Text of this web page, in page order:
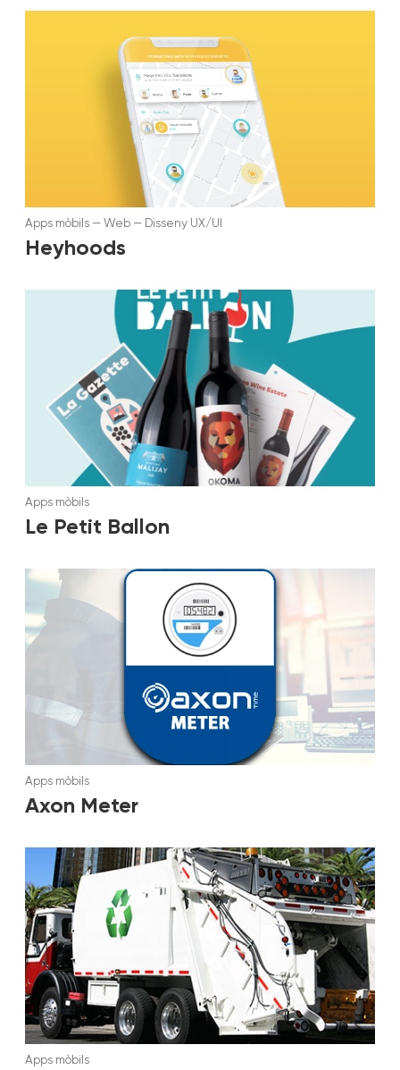
Apps mòbils — Web — Disseny UX/UI
Heyhoods
Apps mòbils
Le Petit Ballon
Apps mòbils
Axon Meter
Apps mòbils